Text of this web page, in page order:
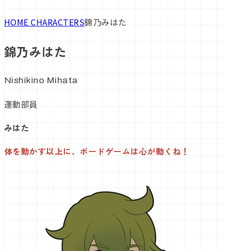
HOME CHARACTERS錦乃みはた
錦乃みはた
Nishikino Mihata
運動部員
みはた
体を動かす以上に、ボードゲームは心が動くね！